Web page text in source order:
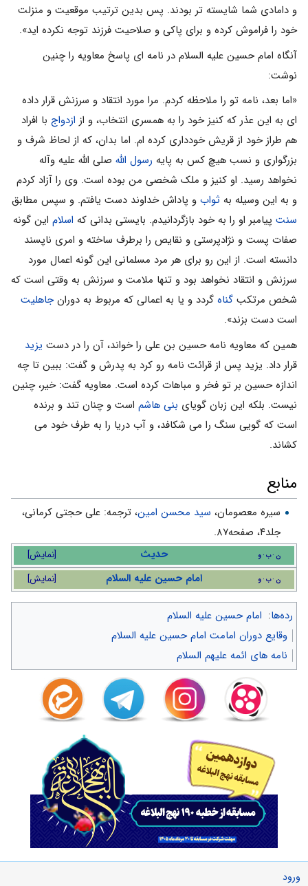
و دامادى شما شایسته تر بودند. پس بدین ترتیب موقعیت و منزلت
خود را فراموش کرده و براى پاکى و صلاحیت فرزند توجه نکرده اید».
آنگاه امام حسین علیه السلام در نامه اى پاسخ معاویه را چنین
نوشت:
«اما بعد، نامه تو را ملاحظه کردم. مرا مورد انتقاد و سرزنش قرار داده
اى به این عذر که کنیز خود را به همسرى انتخاب، و از ازدواج با افراد
هم طراز خود از قریش خوددارى کرده ام. اما بدان، که از لحاظ شرف و
بزرگوارى و نسب هیچ کس به پایه رسول الله صلی الله علیه وآله
نخواهد رسید. او کنیز و ملک شخصى من بوده است. وى را آزاد کردم
و به این وسیله به ثواب و پاداش خداوند دست یافتم. و سپس مطابق
سنت پیامبر او را به خود بازگردانیدم. بایستى بدانى که اسلام این گونه
صفات پست و نژادپرستى و نقایص را برطرف ساخته و امرى ناپسند
دانسته است. از این رو براى هر مرد مسلمانى این گونه اعمال مورد
سرزنش و انتقاد نخواهد بود و تنها ملامت و سرزنش به وقتى است که
شخص مرتکب گناه گردد و یا به اعمالى که مربوط به دورانجاهلیت
است دست بزند».
همین که معاویه نامه حسین بن على را خواند، آن را در دست یزید
قرار داد. یزید پس از قرائت نامه رو کرد به پدرش و گفت: ببین تا چه
اندازه حسین بر تو فخر و مباهات کرده است. معاویه گفت: خیر، چنین
نیست. بلکه این زبان گویاى بنى هاشم است و چنان تند و برنده
است که گویى سنگ را مى شکافد، و آب دریا را به طرف خود مى
کشاند.
منابع
سیره معصومان، سید محسن امین، ترجمه: على حجتى کرمانى،
جلد۴، صفحه۸۷.
[نمایش] ن ب و حدیث
[نمایش] ن ب و امام حسین علیه السلام
رده‌ها: امام حسین علیه السلام
وقایع دوران امامت امام حسین علیه السلام
نامه های ائمه علیهم السلام
ورود